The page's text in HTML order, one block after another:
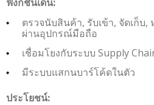
ฟังก์ชันเด่น:
ตรวจนับสินค้า, รับเข้า, จัดเก็บ
ผ่านอุปกรณ์มือถือ
เชื่อมโยงกับระบบ Supply
มีระบบแสกนบาร์โค้ดในตัว
ประโยชน์: